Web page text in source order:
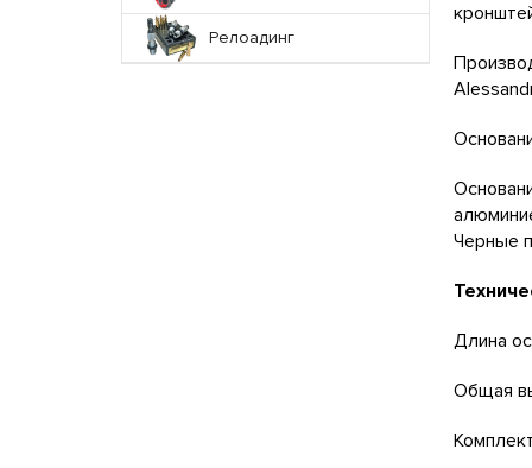
Релоадинг
Черные
Длина
Общая